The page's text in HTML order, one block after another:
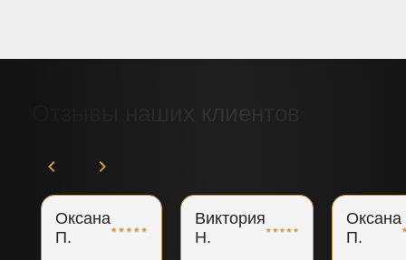
Оксана
П.
Виктория
Н.
Оксана
П.